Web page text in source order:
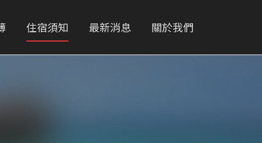
住宿須知 最新消息 關於我們